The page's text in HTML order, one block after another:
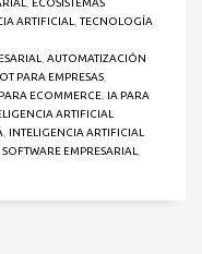
, ECOSISTEMAS
ARTIFICIAL,TECNOLOGÍA
, AUTOMATIZACIÓN
PARA EMPRESAS,
ECOMMERCE, IA PARA
ARTIFICIAL
,
INTELIGENCIA ARTIFICIAL
SOFTWARE EMPRESARIAL,